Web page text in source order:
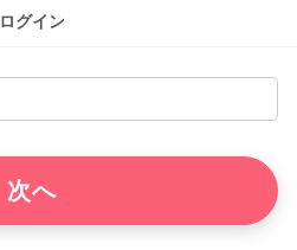
ログイン